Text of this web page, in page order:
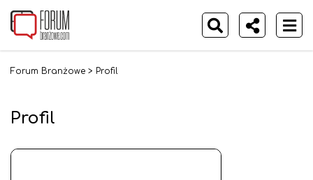
Forum Branżowe > Profil
Profil